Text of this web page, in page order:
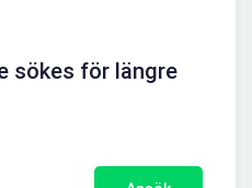
sökes för längre